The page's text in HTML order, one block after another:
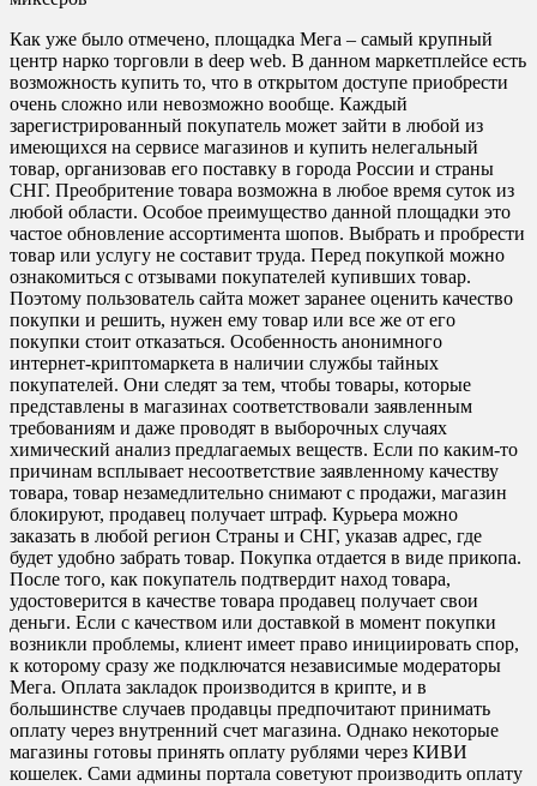
Как уже было отмечено, площадка Мега – самый крупный
центр нарко торговли в deep web. В данном маркетплейсе есть
возможность купить то, что в открытом доступе приобрести
очень сложно или невозможно вообще. Каждый
зарегистрированный покупатель может зайти в любой из
имеющихся на сервисе магазинов и купить нелегальный
товар, организовав его поставку в города России и страны
СНГ. Преобритение товара возможна в любое время суток из
любой области. Особое преимущество данной площадки это
частое обновление ассортимента шопов. Выбрать и пробрести
товар или услугу не составит труда. Перед покупкой можно
ознакомиться с отзывами покупателей купивших товар.
Поэтому пользователь сайта может заранее оценить качество
покупки и решить, нужен ему товар или все же от его
покупки стоит отказаться. Особенность анонимного
интернет-криптомаркета в наличии службы тайных
покупателей. Они следят за тем, чтобы товары, которые
представлены в магазинах соответствовали заявленным
требованиям и даже проводят в выборочных случаях
химический анализ предлагаемых веществ. Если по каким-то
причинам всплывает несоответствие заявленному качеству
товара, товар незамедлительно снимают с продажи, магазин
блокируют, продавец получает штраф. Курьера можно
заказать в любой регион Страны и СНГ, указав адрес, где
будет удобно забрать товар. Покупка отдается в виде прикопа.
После того, как покупатель подтвердит наход товара,
удостоверится в качестве товара продавец получает свои
деньги. Если с качеством или доставкой в момент покупки
возникли проблемы, клиент имеет право инициировать спор,
к которому сразу же подключатся независимые модераторы
Мега. Оплата закладок производится в крипте, и в
большинстве случаев продавцы предпочитают принимать
оплату через внутренний счет магазина. Однако некоторые
магазины готовы принять оплату рублями через КИВИ
кошелек. Сами админы портала советуют производить оплату